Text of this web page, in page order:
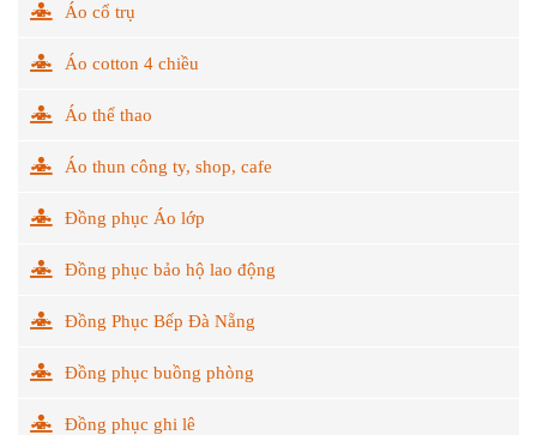
Áo cổ trụ
Áo cotton 4 chiều
Áo thể thao
Áo thun công ty, shop, cafe
Đồng phục Áo lớp
Đồng phục bảo hộ lao động
Đồng Phục Bếp Đà Nẵng
Đồng phục buồng phòng
Đồng phục ghi lê